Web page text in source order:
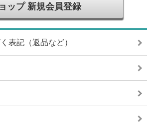
ップ 新規会員登録
表記（返品など）